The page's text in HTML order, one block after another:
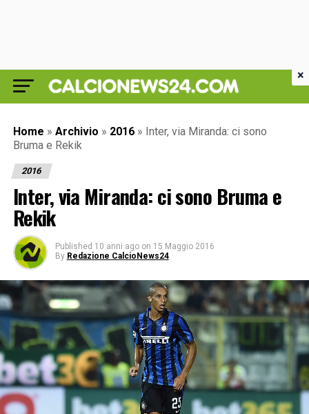
Home » Archivio » 2016 » Inter, via Miranda: ci sono
Bruma e Rekik
2016
Inter, via Miranda: ci sono Bruma e
Rekik
Published 10 anni ago on 15 Maggio 2016
By Redazione CalcioNews24
×